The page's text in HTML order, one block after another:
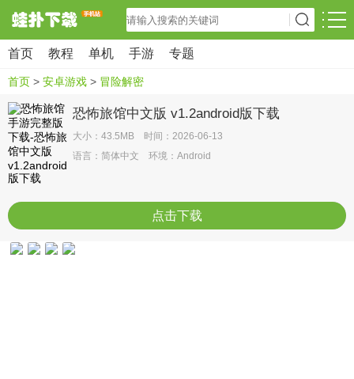
首页 教程 单机 手游 专题
首页 > 安卓游戏 > 冒险解密
恐怖旅馆中文版 v1.2android版下载
大小：43.5MB 时间：2026-06-13
语言：简体中文 环境：Android
点击下载